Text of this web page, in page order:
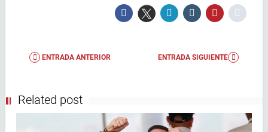
ENTRADA ANTERIOR ENTRADA SIGUIENTE
Related post